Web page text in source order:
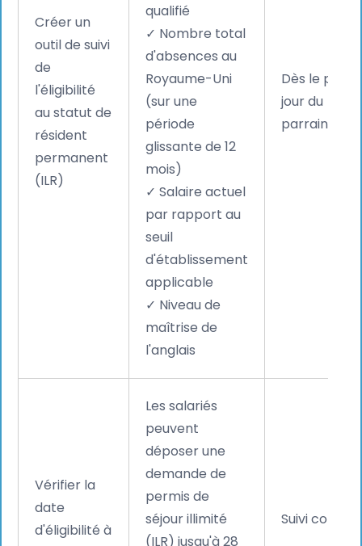
Créer un
outil de suivi
de
l'éligibilité
au statut de
résident
permanent
(ILR)
qualifié
✓ Nombre total
d'absences au
Royaume-Uni
(sur une
période
glissante de 12
mois)
✓ Salaire actuel
par rapport au
seuil
d'établissement
applicable
✓ Niveau de
maîtrise de
l'anglais
Dès le
jour du
parrainage
Vérifier la
date
d'éligibilité à
Les salariés
peuvent
déposer une
demande de
permis de
séjour illimité
(ILR) jusqu'à 28
Suivi continu